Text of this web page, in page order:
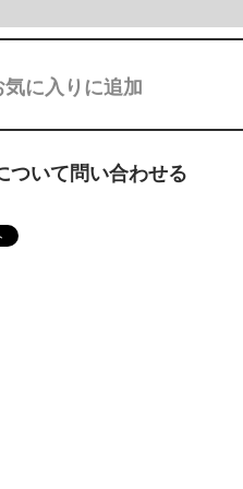
気に入りに追加
ついて問い合わせる